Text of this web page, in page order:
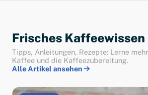
Frisches Kaffeewissen
Tipps, Anleitungen, Rezepte: Lerne
Kaffee und die Kaffeezubereitung.
Alle Artikel ansehen